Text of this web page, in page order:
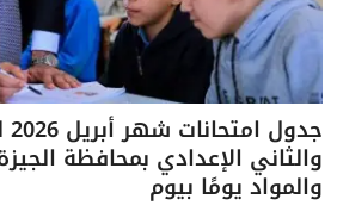
والثاني الإعدادي بمحافظة
والمواد يومًا بيوم